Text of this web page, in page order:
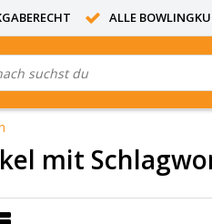
ALLE
mit